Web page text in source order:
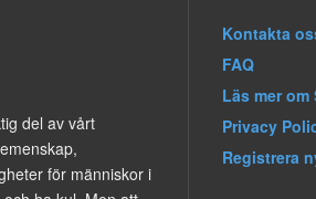
del av vårt
för människor i
Kontakta
FAQ
Läs mer
Privacy
Registrera